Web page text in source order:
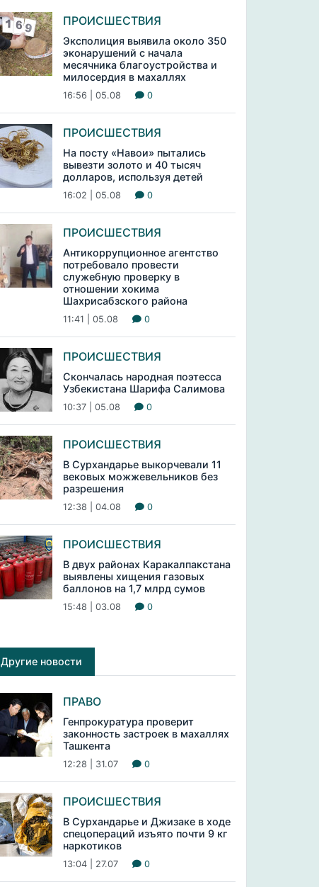
ПРОИСШЕСТВИЯ
Эксполиция выявила около 350
эконарушений с начала
месячника благоустройства и
милосердия в махаллях
16:56 | 05.08 0
ПРОИСШЕСТВИЯ
На посту «Навои» пытались
вывезти золото и 40 тысяч
долларов, используя детей
16:02 | 05.08 0
ПРОИСШЕСТВИЯ
Антикоррупционное агентство
потребовало провести
служебную проверку в
отношении хокима
Шахрисабзского района
11:41 | 05.08 0
ПРОИСШЕСТВИЯ
Скончалась народная поэтесса
Узбекистана Шарифа Салимова
10:37 | 05.08 0
ПРОИСШЕСТВИЯ
В Сурхандарье выкорчевали 11
вековых можжевельников без
разрешения
12:38 | 04.08 0
ПРОИСШЕСТВИЯ
В двух районах Каракалпакстана
выявлены хищения газовых
баллонов на 1,7 млрд сумов
15:48 | 03.08 0
Другие новости
ПРАВО
Генпрокуратура проверит
законность застроек в махаллях
Ташкента
12:28 | 31.07 0
ПРОИСШЕСТВИЯ
В Сурхандарье и Джизаке в ходе
спецопераций изъято почти 9 кг
наркотиков
13:04 | 27.07 0